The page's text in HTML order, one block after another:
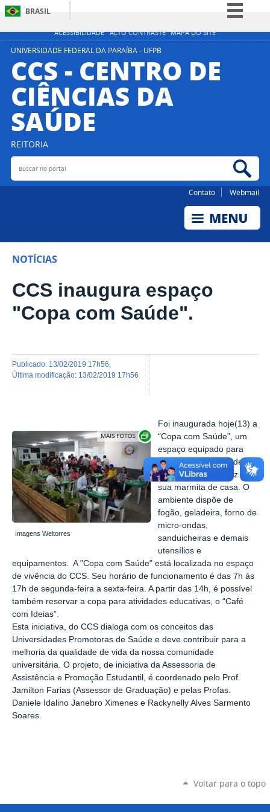
ACESSIBILIDADE ALTO CONTRASTE MAPA DO SITE
BRASIL
Simplifique!
Participe
Acesso à informação
Legislação
UNIVERSIDADE FEDERAL DA PARAÍBA - UFPB
CCS - CENTRO DE
CIÊNCIAS DA
SAÚDE
REITORIA
Buscar no portal
Contato Webmail
NOTÍCIAS
CCS inaugura espaço
"Copa com Saúde".
publicado: 13/02/2019 17h56
última modificação: 13/02/2019 17h56
Exibir carrossel de imagens
Imagens Weltorres
Foi inaugurada hoje(13) a
“Copa com Saúde”, um
espaço equipado para
acolher a comunidade
universitária que traz a
sua marmita de casa. O
ambiente dispõe de
fogão, geladeira, forno de
micro-ondas,
sanduicheiras e demais
utensílios e
equipamentos. A "Copa com Saúde" está localizada no espaço
de vivência do CCS. Seu horário de funcionamento é das 7h às
17h de segunda-feira a sexta-feira. A partir das 14h, é possível
também reservar a copa para atividades educativas, o “Café
com Ideias”.
Esta iniciativa, do CCS dialoga com os conceitos das
Universidades Promotoras de Saúde e deve contribuir para a
melhoria da qualidade de vida da nossa comunidade
universitária. O projeto, de iniciativa da Assessoria de
Assistência e Promoção Estudantil, é coordenado pelo Prof.
Jamilton Farias (Assessor de Graduação) e pelas Profas.
Daniele Idalino Janebro Ximenes e Rackynelly Alves Sarmento
Soares.
Voltar para o topo